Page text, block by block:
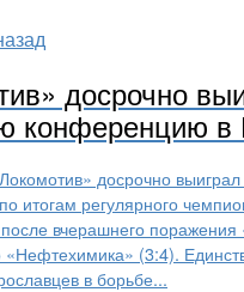
досрочно
конференцию в
досрочно
итогам регулярного
вчерашнего
«Нефтехимика» (3:4).
в борьбе...